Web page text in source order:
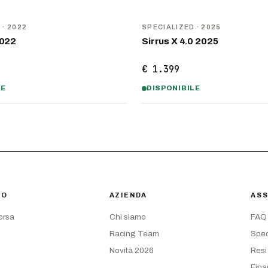
· 2022 SPECIALIZED · 2025
Sirrus X 4.0 2025
€ 1.399
DISPONIBILE
AZIENDA
Chi siamo
Racing Team
Novità 2026
FAQ
Resi